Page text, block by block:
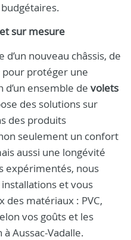
sur mesure
d’un nouveau châssis, de
protéger une
ensemble de volets
des solutions sur
des produits
seulement un confort
aussi une longévité
expérimentés, nous
et vous
des matériaux : PVC,
vos goûts et les
Aussac-Vadalle.